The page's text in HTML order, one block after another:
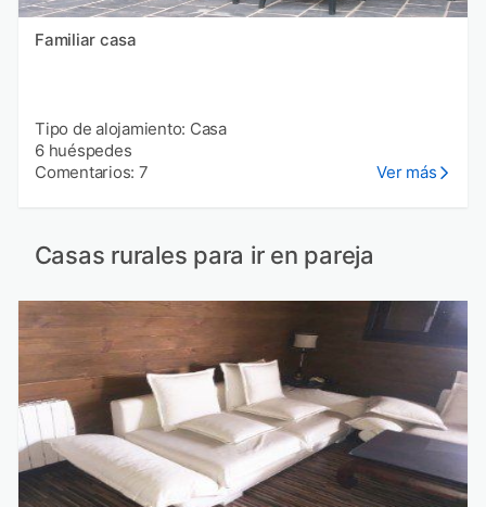
Familiar casa
Tipo de alojamiento: Casa
6 huéspedes
Comentarios: 7
Ver más
Casas rurales para ir en pareja